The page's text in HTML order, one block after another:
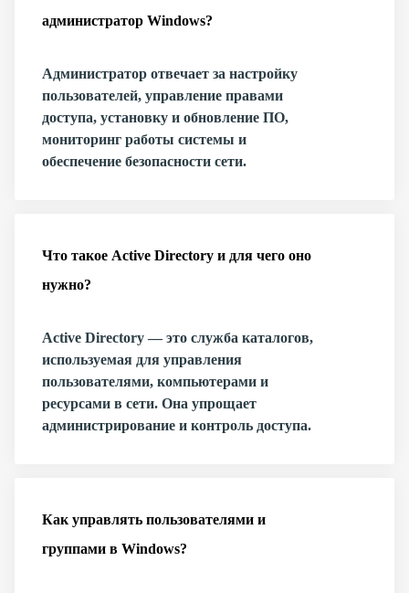
администратор Windows?
Администратор отвечает за настройку
пользователей, управление правами
доступа, установку и обновление ПО,
мониторинг работы системы и
обеспечение безопасности сети.
Что такое Active Directory и для чего оно
нужно?
Active Directory — это служба каталогов,
используемая для управления
пользователями, компьютерами и
ресурсами в сети. Она упрощает
администрирование и контроль доступа.
Как управлять пользователями и
группами в Windows?